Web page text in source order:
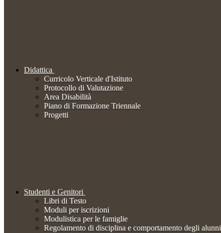
Didattica
Curricolo Verticale d'Istituto
Protocollo di Valutazione
Area Disabilità
Piano di Formazione Triennale
Progetti
Studenti e Genitori
Libri di Testo
Moduli per iscrizioni
Modulistica per le famiglie
Regolamento di disciplina e comportamento degli alunni